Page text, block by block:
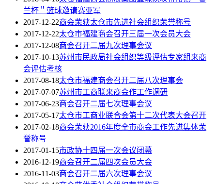
兰杯＂篮球邀请赛亚军
2017-12-22商会荣获太仓市先进社会组织荣誉称号
2017-12-22太仓市福建商会召开三届一次会员大会
2017-12-08商会召开二届九次理事会议
2017-10-13苏州市民政局社会组织等级评估专家组来商
会评估考核
2017-08-18太仓市福建商会召开二届八次理事会
2017-07-07苏州市工商联来商会作工作调研
2017-06-23商会召开二届七次理事会议
2017-05-17太仓市工商业联合会第十二次代表大会召开
2017-02-18商会荣获2016年度全市商会工作先进集体荣
誉称号
2017-01-15市政协十四届一次会议闭幕
2016-12-19商会召开二届四次会员大会
2016-11-03商会召开二届六次理事会议